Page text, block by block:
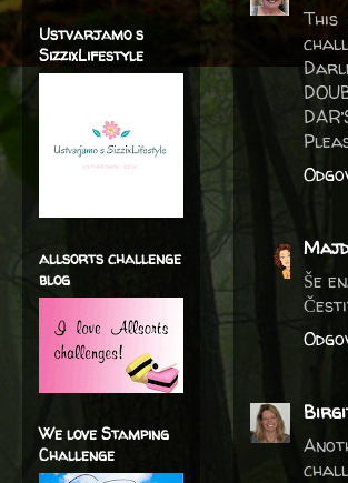
This
Še
Ustvarjamo s
SizzixLifestyle
allsorts challenge
blog
We love Stamping
Challenge